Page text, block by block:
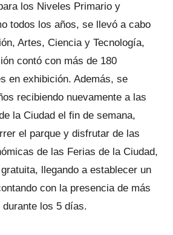
los Niveles Primario y
todos los años, se llevó a cabo
Artes, Ciencia y Tecnología,
contó con más de 180
en exhibición. Además, se
recibiendo nuevamente a las
la Ciudad el fin de semana,
el parque y disfrutar de las
de las Ferias de la Ciudad,
llegando a establecer un
con la presencia de más
los 5 días.